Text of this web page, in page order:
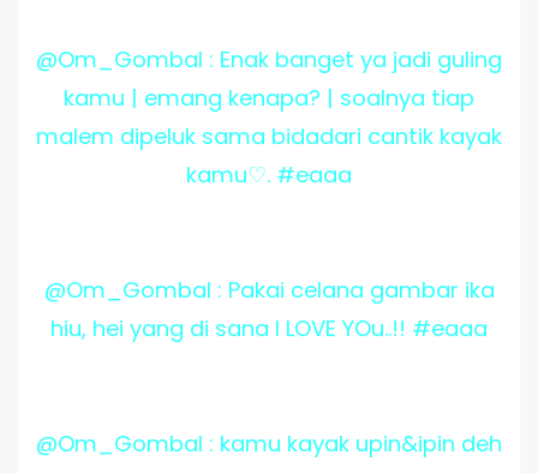
@Om_Gombal : Enak banget ya jadi guling
kamu | emang kenapa? | soalnya tiap
malem dipeluk sama bidadari cantik kayak
kamu♡. #eaaa
@Om_Gombal : Pakai celana gambar ika
hiu, hei yang di sana I LOVE YOu..!! #eaaa
@Om_Gombal : kamu kayak upin&ipin deh